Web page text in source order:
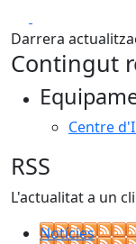
Darrera
Contingut
Centre
RSS
L'actualitat a un
Notícies